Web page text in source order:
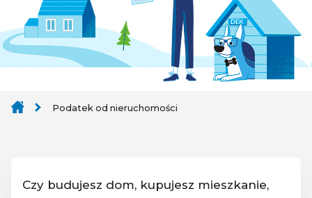
Podatek od nieruchomości
Czy budujesz dom, kupujesz mieszkanie,